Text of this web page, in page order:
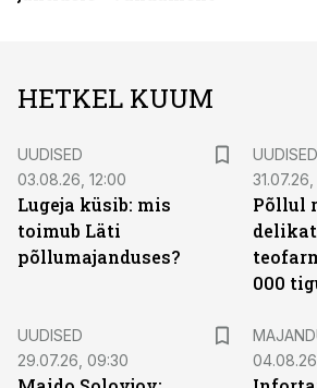
HETKEL KUUM
UUDISED
03.08.26, 12:00
Lugeja küsib: mis
toimub Läti
põllumajanduses?
UUDISED
31.07.26,
Põllul
000
UUDISED
29.07.26, 09:30